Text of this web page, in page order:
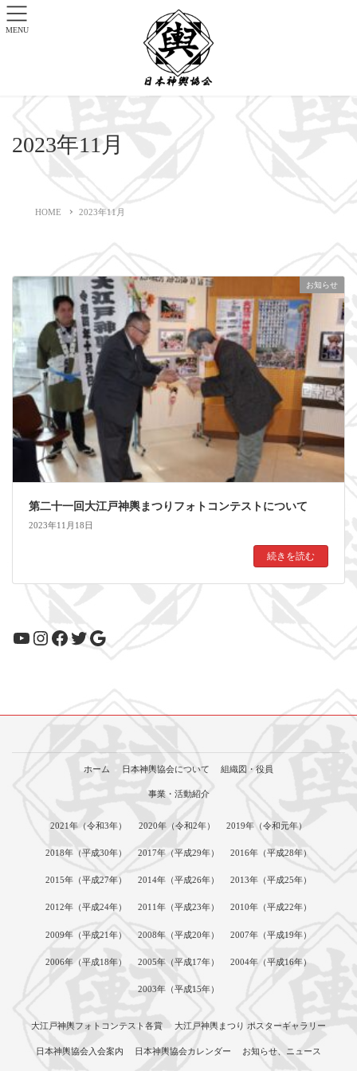
2023年11月
HOME 2023年11月
お知らせ
第二十一回大江戸神輿まつりフォトコンテストについて
2023年11月18日
続きを読む
YouTube
Instagram
Facebook
Twitter
Google
ホーム 日本神輿協会について 組織図・役員
事業・活動紹介
2021年（令和3年） 2020年（令和2年） 2019年（令和元年）
2018年（平成30年） 2017年（平成29年） 2016年（平成28年）
2015年（平成27年） 2014年（平成26年） 2013年（平成25年）
2012年（平成24年） 2011年（平成23年） 2010年（平成22年）
2009年（平成21年） 2008年（平成20年） 2007年（平成19年）
2006年（平成18年） 2005年（平成17年） 2004年（平成16年）
2003年（平成15年）
大江戸神輿フォトコンテスト各賞 大江戸神輿まつり ポスターギャラリー
日本神輿協会入会案内 日本神輿協会カレンダー お知らせ、ニュース
MENU